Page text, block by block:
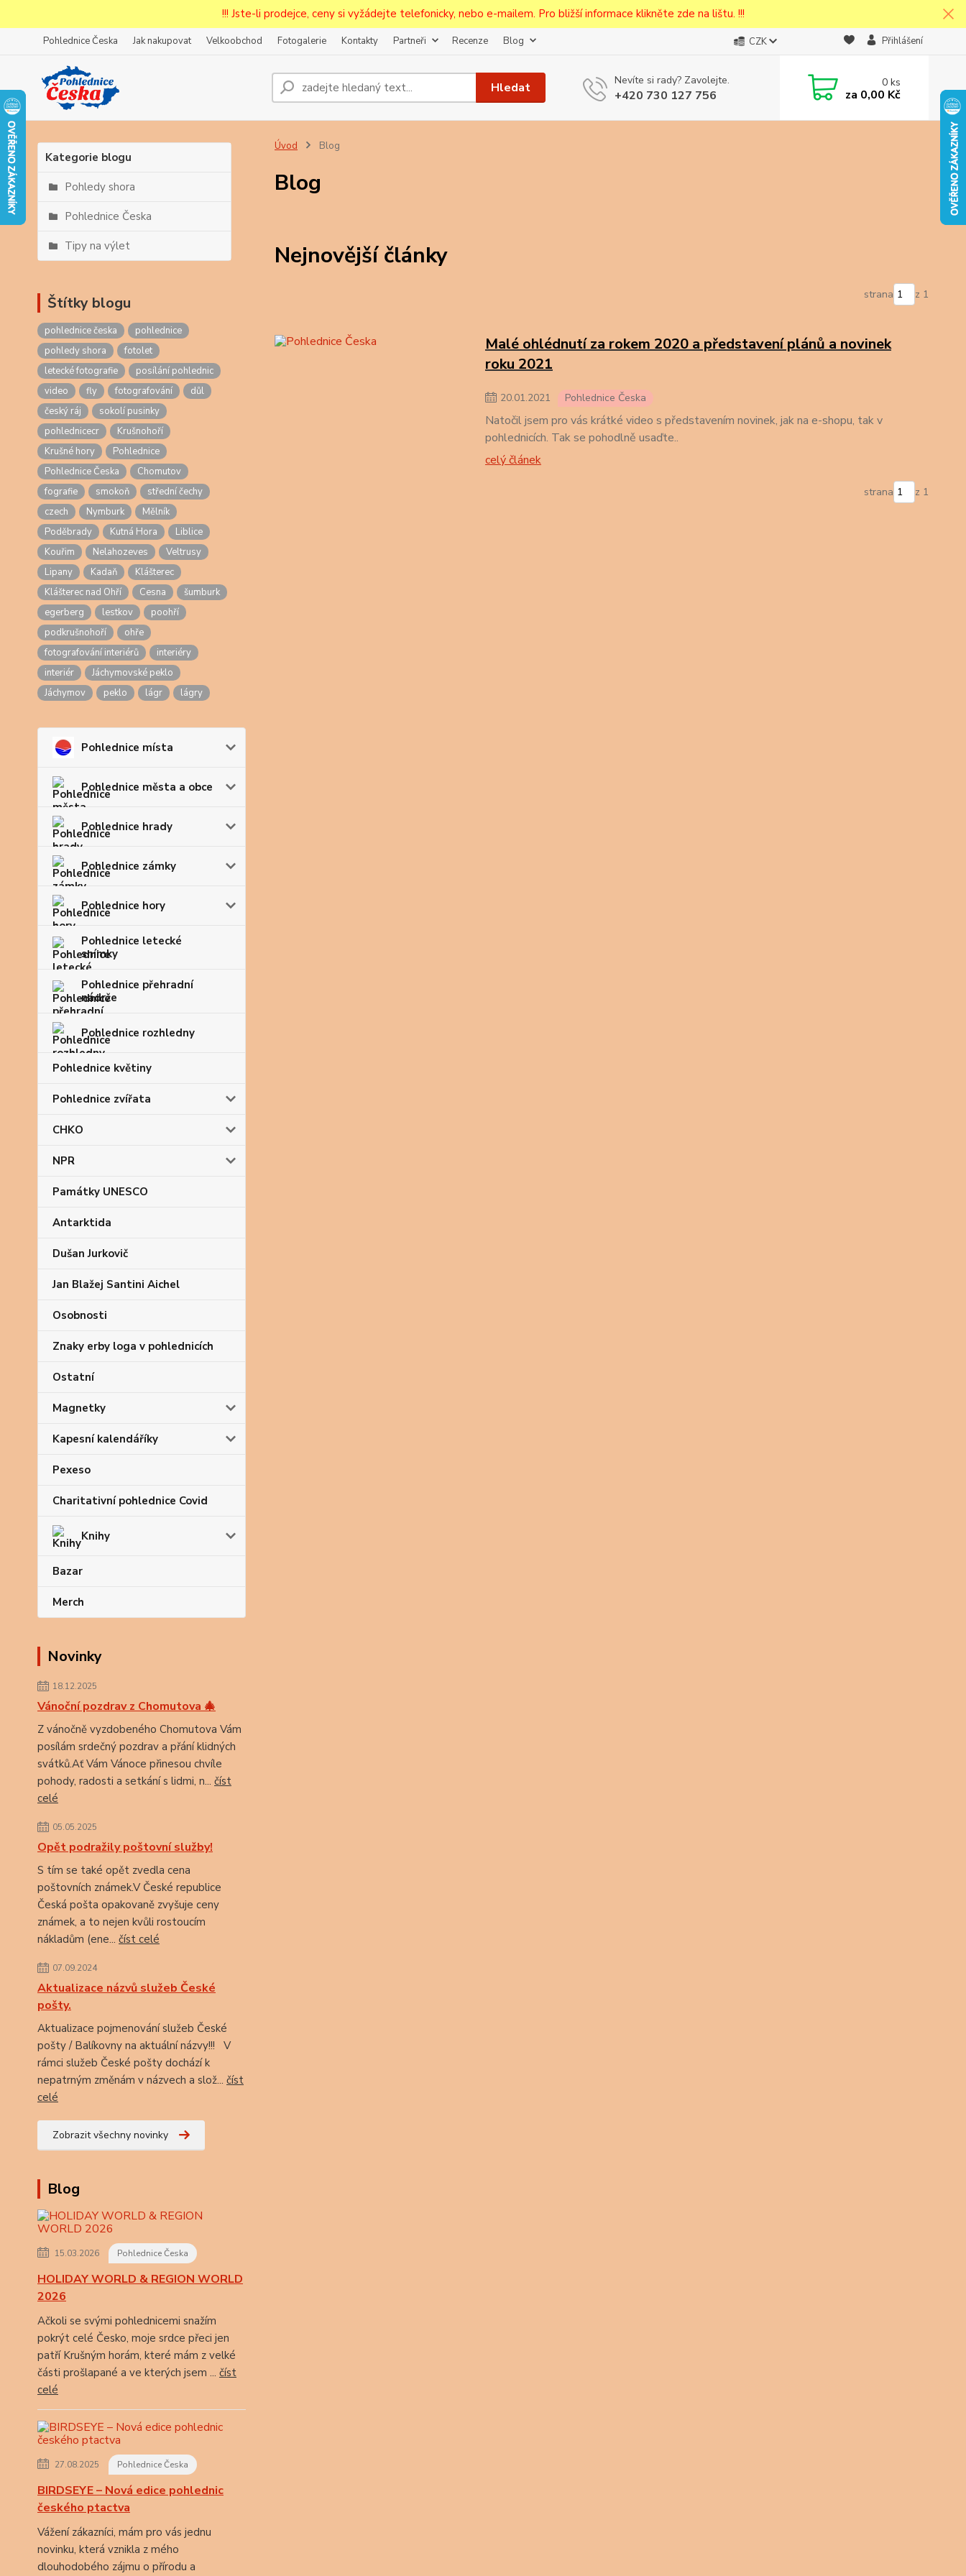
!!! Jste-li prodejce, ceny si vyžádejte telefonicky, nebo e-mailem. Pro bližší informace klikněte zde na lištu. !!!
Pohlednice Česka Jak nakupovat Velkoobchod Fotogalerie Kontakty Partneři Recenze Blog CZK Přihlášení
Hledat Nevíte si rady? Zavolejte.
+420 730 127 756
0ks
za 0,00 Kč
Kategorie blogu
Pohledy shora
Pohlednice Česka
Tipy na výlet
Štítky blogu
pohlednice česka
pohlednice
pohledy shora
fotolet
letecké fotografie
posílání pohlednic
video
fly fotografování
důl
český ráj
sokolí pusinky
pohlednicecr
Krušnohoří
Krušné hory
Pohlednice
Pohlednice Česka
Chomutov
fografie
smokoň
střední čechy
czech
Nymburk
Mělník
Poděbrady
Kutná Hora
Liblice
Kouřim
Nelahozeves
Veltrusy
Lipany
Kadaň
Klášterec
Klášterec nad Ohří
Cesna
šumburk
egerberg
lestkov
poohří
podkrušnohoří
ohře
fotografování interiérů
interiéry
interiér
Jáchymovské peklo
Jáchymov
peklo lágr lágry
Pohlednice místa
Pohlednice města a obce
Pohlednice hrady
Pohlednice zámky
Pohlednice hory
Pohlednice letecké
snímky
Pohlednice přehradní
nádrže
Pohlednice rozhledny
Pohlednice květiny
Pohlednice zvířata
CHKO
NPR
Památky UNESCO
Antarktida
Dušan Jurkovič
Jan Blažej Santini Aichel
Osobnosti
Znaky erby loga v pohlednicích
Ostatní
Magnetky
Kapesní kalendáříky
Pexeso
Charitativní pohlednice Covid
Knihy
Bazar
Merch
Novinky
18.12.2025
Vánoční pozdrav z Chomutova 🎄
Z vánočně vyzdobeného Chomutova Vám
posílám srdečný pozdrav a přání klidných
svátků.Ať Vám Vánoce přinesou chvíle
pohody, radosti a setkání s lidmi, n... číst
celé
05.05.2025
Opět podražily poštovní služby!
S tím se také opět zvedla cena
poštovních známek.V České republice
Česká pošta opakovaně zvyšuje ceny
známek, a to nejen kvůli rostoucím
nákladům (ene... číst celé
07.09.2024
Aktualizace názvů služeb České
pošty.
Aktualizace pojmenování služeb České
pošty / Balíkovny na aktuální názvy!!! V
rámci služeb České pošty dochází k
nepatrným změnám v názvech a slož... číst
celé
Zobrazit všechny novinky
Blog
15.03.2026 Pohlednice Česka
HOLIDAY WORLD & REGION WORLD
2026
Ačkoli se svými pohlednicemi snažím
pokrýt celé Česko, moje srdce přeci jen
patří Krušným horám, které mám z velké
části prošlapané a ve kterých jsem ... číst
celé
27.08.2025 Pohlednice Česka
BIRDSEYE – Nová edice pohlednic
českého ptactva
Vážení zákazníci, mám pro vás jednu
novinku, která vznikla z mého
dlouhodobého zájmu o přírodu a
Úvod Blog
Blog
Nejnovější články
strana z 1
Malé ohlédnutí za rokem 2020 a představení plánů a novinek
roku 2021
20.01.2021 Pohlednice Česka
Natočil jsem pro vás krátké video s představením novinek, jak na e-shopu, tak v
pohlednicích. Tak se pohodlně usaďte..
celý článek
strana z 1
Prodejcům bude po zaregistrování nastavena sleva, případně upravena cena v
první objednávce.